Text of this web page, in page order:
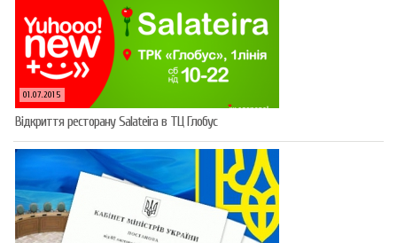
01.07.2015
Відкриття ресторану Salateirа в ТЦ Глобус